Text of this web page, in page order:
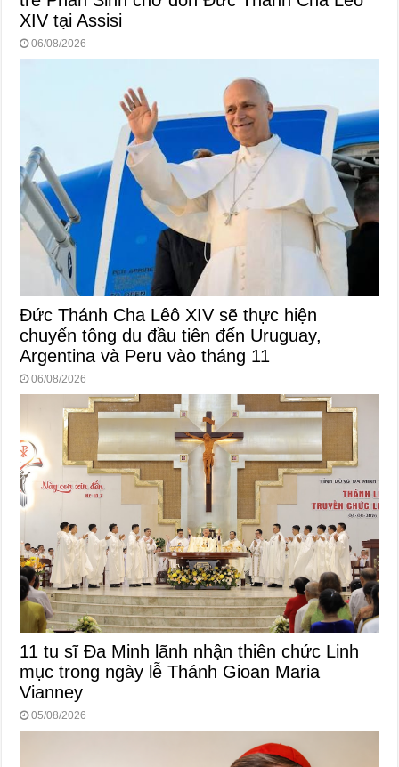
XIV tại Assisi
06/08/2026
Đức Thánh Cha Lêô XIV sẽ thực hiện
chuyến tông du đầu tiên đến Uruguay,
Argentina và Peru vào tháng 11
06/08/2026
11 tu sĩ Đa Minh lãnh nhận thiên chức Linh
mục trong ngày lễ Thánh Gioan Maria
Vianney
05/08/2026